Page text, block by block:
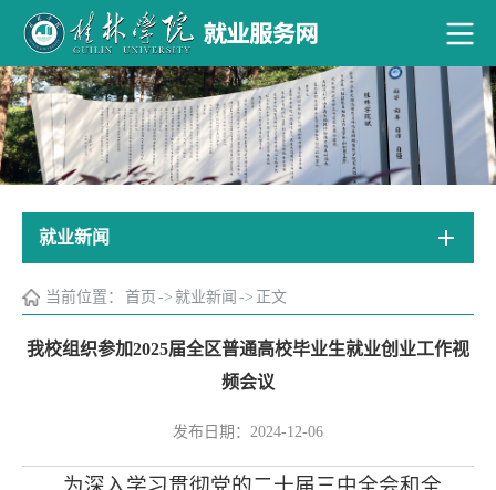
就业新闻
当前位置： 首页 -> 就业新闻 -> 正文
我校组织参加2025届全区普通高校毕业生就业创业工作视
频会议
发布日期：2024-12-06